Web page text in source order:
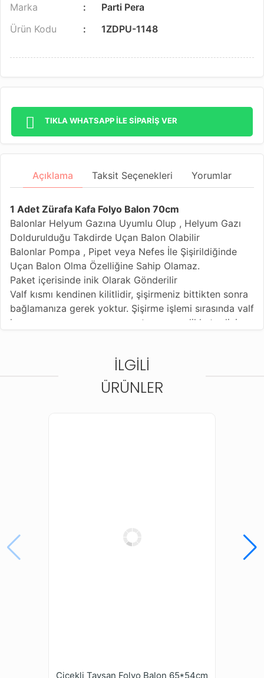
Marka
Parti Pera
Ürün Kodu
1ZDPU-1148
TIKLA WHATSAPP İLE SİPARİŞ VER
Açıklama Taksit Seçenekleri Yorumlar
1 Adet Zürafa Kafa Folyo Balon 70cm
Balonlar Helyum Gazına Uyumlu Olup , Helyum Gazı
Doldurulduğu Takdirde Uçan Balon Olabilir
Balonlar Pompa , Pipet veya Nefes İle Şişirildiğinde
Uçan Balon Olma Özelliğine Sahip Olamaz.
Paket içerisinde inik Olarak Gönderilir
Valf kısmı kendinen kilitlidir, şişirmeniz bittikten sonra
bağlamanıza gerek yoktur. Şişirme işlemi sırasında valf
kısmına zarar vermemeye, yırtmamaya dikkat ediniz .
İLGILI
ÜRÜNLER
Çiçekli Tavşan Folyo Balon 65*54cm